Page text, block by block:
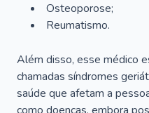
Osteoporose;
Reumatismo.
Além disso, esse médico
chamadas síndromes
saúde que afetam a